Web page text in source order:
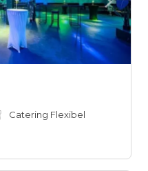
Catering Flexibel